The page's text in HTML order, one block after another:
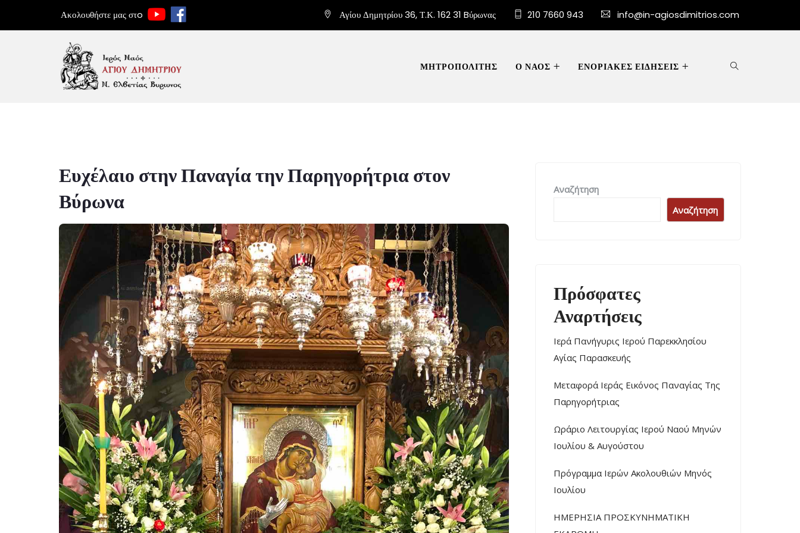
Ακολουθήστε μας στo Αγίου Δημητρίου 36, Τ.Κ. 162 31 Bύρωνας 210 7660 943 info@in-agiosdimitrios.com
ΜΗΤΡΟΠΟΛΙΤΗΣ Ο ΝΑΟΣ ΕΝΟΡΙΑΚΕΣ ΕΙΔΗΣΕΙΣ
Ευχέλαιο στην Παναγία την Παρηγορήτρια στον
Βύρωνα
Αναζήτηση
Αναζήτηση
Πρόσφατες
Αναρτήσεις
Ιερά Πανήγυρις Ιερού Παρεκκλησίου
Αγίας Παρασκευής
Μεταφορά Ιεράς Εικόνος Παναγίας Της
Παρηγορήτριας
Ωράριο Λειτουργίας Ιερού Ναού Μηνών
Ιουλίου & Αυγούστου
Πρόγραμμα Ιερών Ακολουθιών Μηνός
Ιουλίου
ΗΜΕΡΗΣΙΑ ΠΡΟΣΚΥΝΗΜΑΤΙΚΗ